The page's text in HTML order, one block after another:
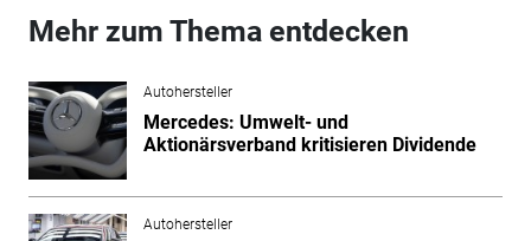
Mehr zum Thema entdecken
Autohersteller
Mercedes: Umwelt- und
Aktionärsverband kritisieren Dividende
Autohersteller